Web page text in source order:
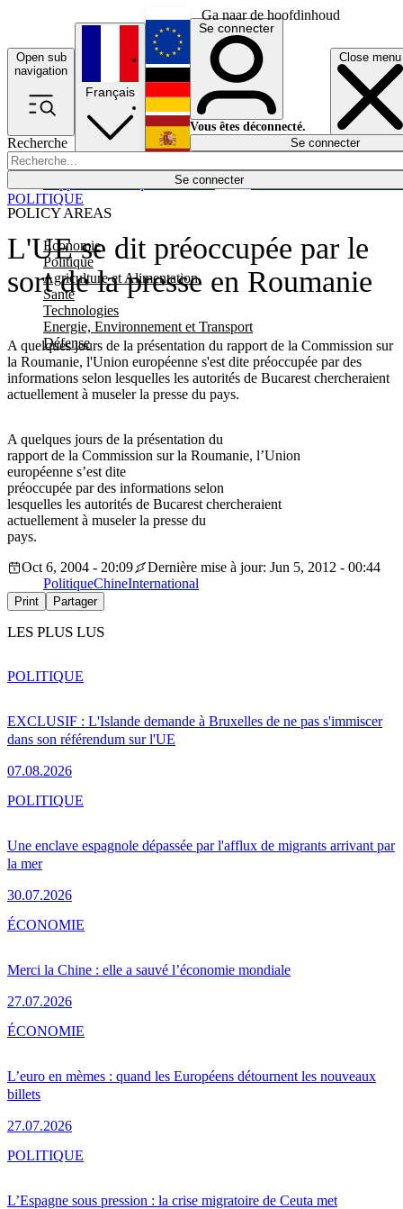
Ga naar de hoofdinhoud
Open sub
navigation
Close menu
Recherche
Se connecter
POLICY AREAS
Economie
Politique
Agriculture et Alimentation
Santé
Technologies
Energie, Environnement et Transport
Défense
Économie
Français
English
Deutsch
Español
Se connecter
Vous êtes déconnecté.
Se connecter
L'UE se dit préoccupée par le
sort de la presse en Roumanie
A quelques jours de la présentation du rapport de la Commission sur
la Roumanie, l'Union européenne s'est dite préoccupée par des
informations selon lesquelles les autorités de Bucarest chercheraient
actuellement à museler la presse du pays.
POLITIQUE
A quelques jours de la présentation du
rapport de la Commission sur la Roumanie, l’Union
européenne s’est dite
préoccupée par des informations selon
lesquelles les autorités de Bucarest chercheraient
actuellement à museler la presse du
pays.
Oct 6, 2004 - 20:09
Dernière mise à jour: Jun 5, 2012 - 00:44
PolitiqueChineInternational
Print Partager
LES PLUS LUS
EXCLUSIF : L'Islande demande à Bruxelles de ne pas s'immiscer
dans son référendum sur l'UE
07.08.2026
POLITIQUE
Une enclave espagnole dépassée par l'afflux de migrants arrivant par
la mer
30.07.2026
POLITIQUE
Merci la Chine : elle a sauvé l’économie mondiale
27.07.2026
ÉCONOMIE
L’euro en mèmes : quand les Européens détournent les nouveaux
billets
27.07.2026
ÉCONOMIE
L’Espagne sous pression : la crise migratoire de Ceuta met
POLITIQUE